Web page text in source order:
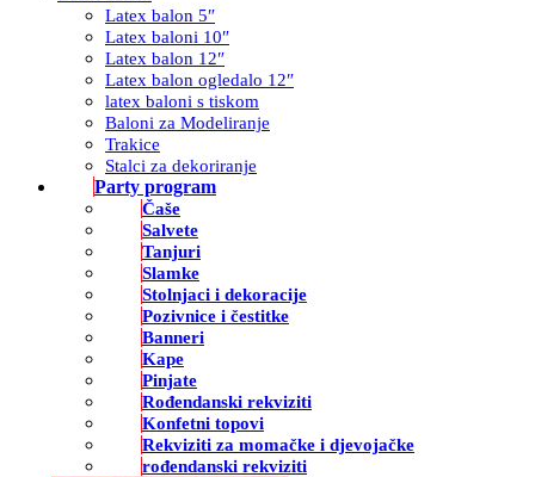
Latex balon 5″
Latex baloni 10″
Latex balon 12″
Latex balon ogledalo 12″
latex baloni s tiskom
Baloni za Modeliranje
Trakice
Stalci za dekoriranje
Party program
Čaše
Salvete
Tanjuri
Slamke
Stolnjaci i dekoracije
Pozivnice i čestitke
Banneri
Kape
Pinjate
Rođendanski rekviziti
Konfetni topovi
Rekviziti za momačke i djevojačke
rođendanski rekviziti